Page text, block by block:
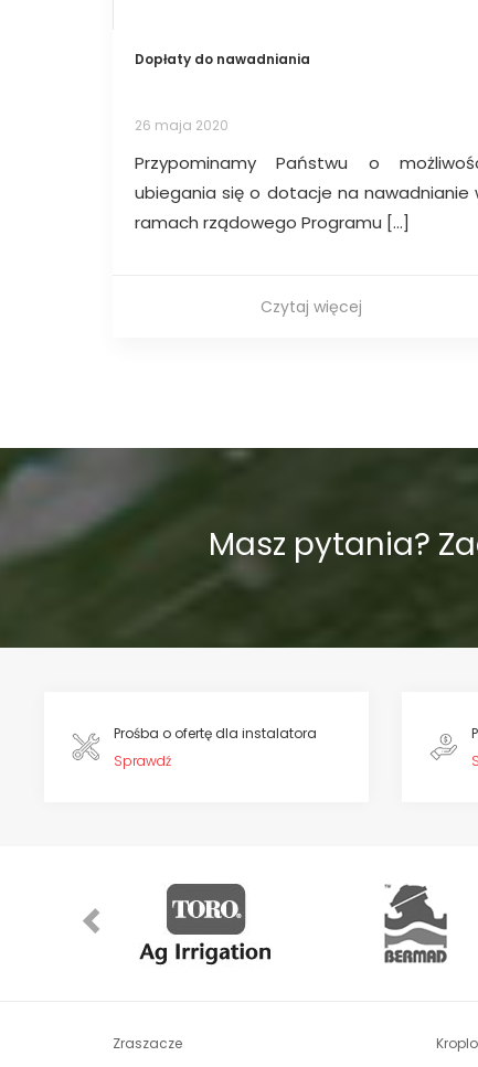
Dopłaty do nawadniania
26 maja 2020
Przypominamy Państwu o
ubiegania się o dotacje na nawadnianie
ramach rządowego Programu […]
Czytaj więcej
Masz pytania?
Prośba o ofertę dla instalatora
Sprawdź
Zraszacze